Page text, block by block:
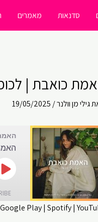
סדנאות מאמרים
כואבת |
גילי מן וולנר/
19/05/2025
Google Play|Spotify|